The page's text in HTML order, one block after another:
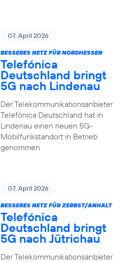
07. April 2026
BESSERES NETZ FÜR NORDHESSEN
Telefónica
Deutschland bringt
5G nach Lindenau
Der Telekommunikationsanbieter
Telefónica Deutschland hat in
Lindenau einen neuen 5G-
Mobilfunkstandort in Betrieb
genommen
07. April 2026
BESSERES NETZ FÜR ZERBST/ANHALT
Telefónica
Deutschland bringt
5G nach Jütrichau
Der Telekommunikationsanbieter